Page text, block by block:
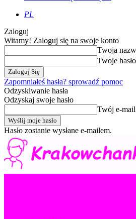
PL
Zaloguj
Witamy! Zaloguj się na swoje konto
Twoja
Twoje hasło
Zapomniałeś hasła? sprowadź pomoc
Odzyskiwanie hasła
Odzyskaj swoje hasło
Twój e-mail
Hasło zostanie wysłane e-mailem.